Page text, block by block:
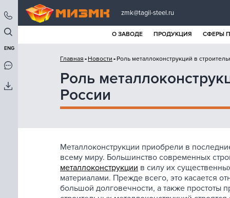
ENG
zmk@tagil-steel.ru
О ЗАВОДЕ ПРОДУКЦИЯ СФЕРЫ
Главная Новости Роль металлоконструкций в
Роль
России
Металлоконструкции приобрели в
всему миру. Большинство современных
металлоконструкции в силу их
материалами. Прежде всего, это касается
большой долговечности, а также простоты